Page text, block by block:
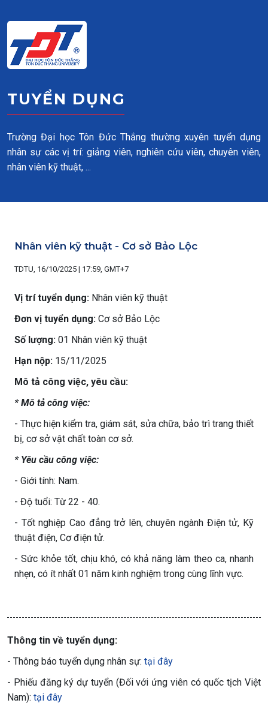
TUYỂN DỤNG
Trường Đại học Tôn Đức Thắng thường xuyên tuyển dụng
nhân sự các vị trí: giảng viên, nghiên cứu viên, chuyên viên,
nhân viên kỹ thuật, ...
Nhân viên kỹ thuật - Cơ sở Bảo Lộc
TDTU, 16/10/2025 | 17:59, GMT+7
Vị trí tuyển dụng: Nhân viên kỹ thuật
Đơn vị tuyển dụng: Cơ sở Bảo Lộc
Số lượng: 01 Nhân viên kỹ thuật
Hạn nộp: 15/11/2025
Mô tả công việc, yêu cầu:
* Mô tả công việc:
- Thực hiện kiểm tra, giám sát, sửa chữa, bảo trì trang thiết
bị, cơ sở vật chất toàn cơ sở.
* Yêu cầu công việc:
- Giới tính: Nam.
- Độ tuổi: Từ 22 - 40.
- Tốt nghiệp Cao đẳng trở lên, chuyên ngành Điện tử, Kỹ
thuật điện, Cơ điện tử.
- Sức khỏe tốt, chịu khó, có khả năng làm theo ca, nhanh
nhẹn, có ít nhất 01 năm kinh nghiệm trong cùng lĩnh vực.
Thông tin về tuyển dụng:
- Thông báo tuyển dụng nhân sự: tại đây
- Phiếu đăng ký dự tuyển (Đối với ứng viên có quốc tịch Việt
Nam): tại đây